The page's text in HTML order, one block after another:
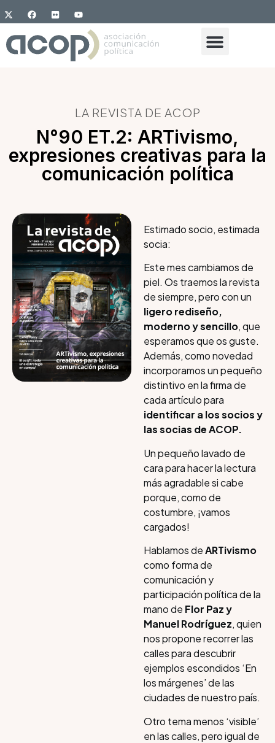
LA REVISTA DE ACOP
N°90 ET.2: ARTivismo,
expresiones creativas para la
comunicación política
Estimado socio, estimada
socia:
Este mes cambiamos de
piel. Os traemos la revista
de siempre, pero con un
ligero rediseño,
moderno y sencillo, que
esperamos que os guste.
Además, como novedad
incorporamos un pequeño
distintivo en la firma de
cada artículo para
identificar a los socios y
las socias de ACOP.
Un pequeño lavado de
cara para hacer la lectura
más agradable si cabe
porque, como de
costumbre, ¡vamos
cargados!
Hablamos deARTivismo
como forma de
comunicación y
participación política de la
mano de Flor Paz y
Manuel Rodríguez, quien
nos propone recorrer las
calles para descubrir
ejemplos escondidos ‘En
los márgenes’ de las
ciudades de nuestro país.
Otro tema menos ‘visible’
en las calles, pero igual de